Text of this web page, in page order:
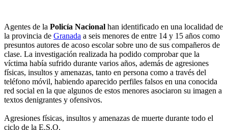
Agentes de la Policía Nacional han identificado en una localidad de
la provincia de Granada a seis menores de entre 14 y 15 años como
presuntos autores de acoso escolar sobre uno de sus compañeros de
clase. La investigación realizada ha podido comprobar que la
víctima había sufrido durante varios años, además de agresiones
físicas, insultos y amenazas, tanto en persona como a través del
teléfono móvil, habiendo aparecido perfiles falsos en una conocida
red social en la que algunos de estos menores asociaron su imagen a
textos denigrantes y ofensivos.
Agresiones físicas, insultos y amenazas de muerte durante todo el
ciclo de la E.S.O.